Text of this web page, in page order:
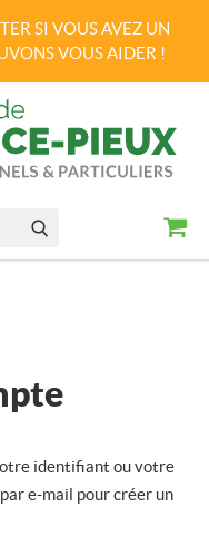
SI VOUS AVEZ UN
VOUS AIDER !
OK
identifiant ou votre
e-mail pour créer un